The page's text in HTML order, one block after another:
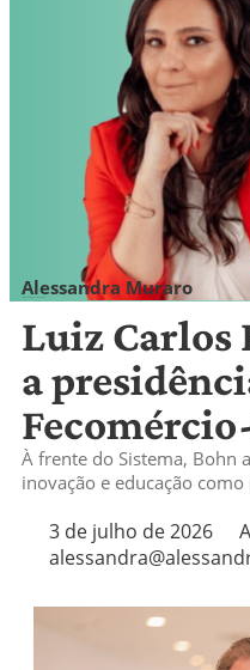
Alessandra Muraro
Luiz Carlos
a
À frente do Sistema, Bohn
inovação e educação
3 de julho de 2026